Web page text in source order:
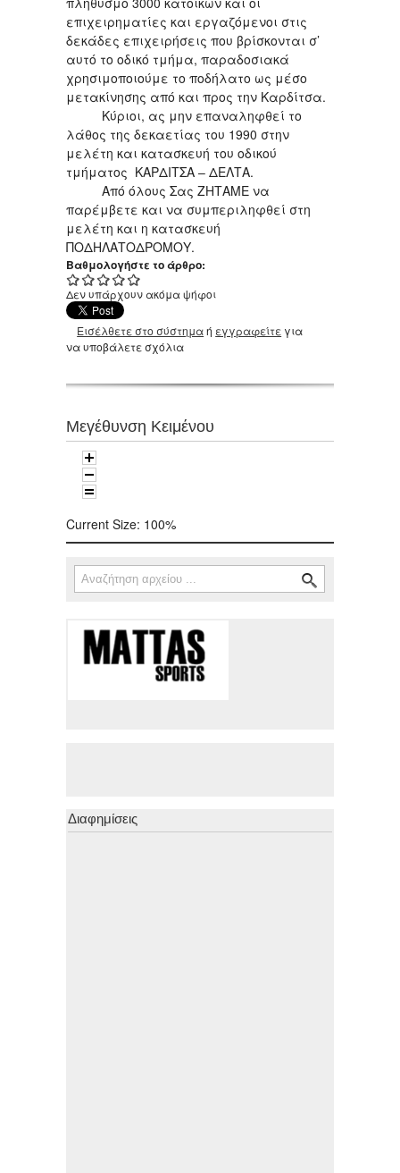
επιχειρηματίες και εργαζόμενοι στις
δεκάδες επιχειρήσεις που βρίσκονται σ’
αυτό το οδικό τμήμα, παραδοσιακά
χρησιμοποιούμε το ποδήλατο ως μέσο
μετακίνησης από και προς την Καρδίτσα.
Κύριοι, ας μην επαναληφθεί το
λάθος της δεκαετίας του 1990 στην
μελέτη και κατασκευή του οδικού
τμήματος ΚΑΡΔΙΤΣΑ – ΔΕΛΤΑ.
Από όλους Σας ΖΗΤΑΜΕ να
παρέμβετε και να συμπεριληφθεί στη
μελέτη και η κατασκευή
ΠΟΔΗΛΑΤΟΔΡΟΜΟΥ.
Βαθμολογήστε το άρθρο:
Δεν υπάρχουν ακόμα ψήφοι
Εισέλθετε στο σύστημαή εγγραφείτε για
να υποβάλετε σχόλια
Μεγέθυνση Κειμένου
Current Size: 100%
Φόρμα αναζήτησης
Αναζήτηση
Διαφημίσεις